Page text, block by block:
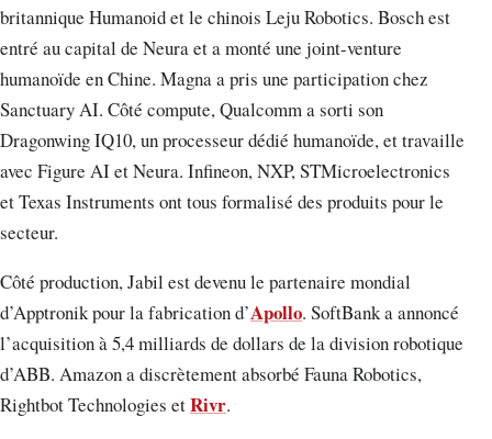
britannique Humanoid et le chinois Leju Robotics. Bosch est
entré au capital de Neura et a monté une joint-venture
humanoïde en Chine. Magna a pris une participation chez
Sanctuary AI. Côté compute, Qualcomm a sorti son
Dragonwing IQ10, un processeur dédié humanoïde, et travaille
avec Figure AI et Neura. Infineon, NXP, STMicroelectronics
et Texas Instruments ont tous formalisé des produits pour le
secteur.
Côté production, Jabil est devenu le partenaire mondial
d’Apptronik pour la fabrication d’Apollo. SoftBank a annoncé
l’acquisition à 5,4 milliards de dollars de la division robotique
d’ABB. Amazon a discrètement absorbé Fauna Robotics,
Rightbot Technologies etRivr.